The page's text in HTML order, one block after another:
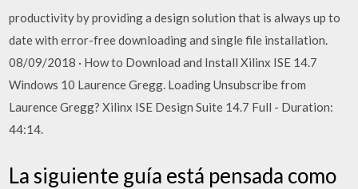
productivity by providing a design solution that is always up to
date with error-free downloading and single file installation.
08/09/2018 · How to Download and Install Xilinx ISE 14.7
Windows 10 Laurence Gregg. Loading Unsubscribe from
Laurence Gregg? Xilinx ISE Design Suite 14.7 Full - Duration:
44:14.
La siguiente guía está pensada como